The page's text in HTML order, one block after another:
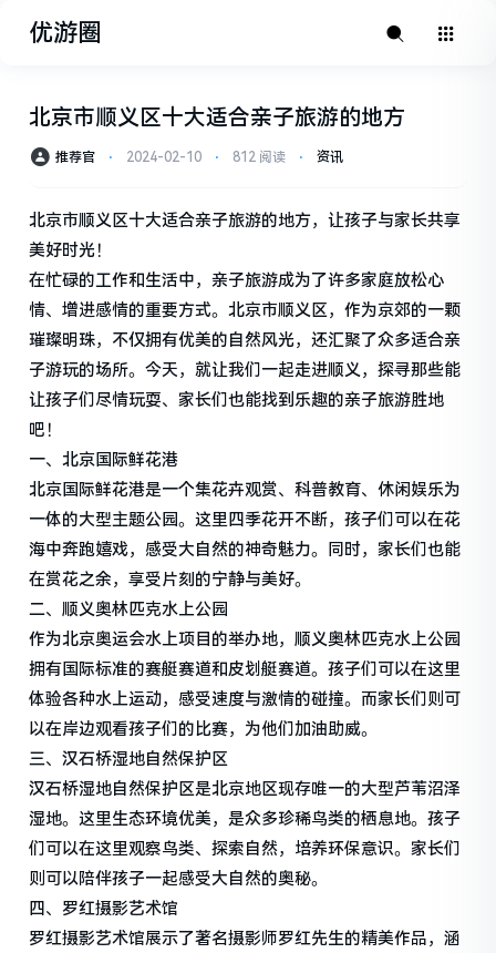
优游圈
北京市顺义区十大适合亲子旅游的地方
推荐官 ⋅ 2024-02-10 ⋅ 812 阅读 ⋅ 资讯
北京市顺义区十大适合亲子旅游的地方，让孩子与家长共享
美好时光！
在忙碌的工作和生活中，亲子旅游成为了许多家庭放松心
情、增进感情的重要方式。北京市顺义区，作为京郊的一颗
璀璨明珠，不仅拥有优美的自然风光，还汇聚了众多适合亲
子游玩的场所。今天，就让我们一起走进顺义，探寻那些能
让孩子们尽情玩耍、家长们也能找到乐趣的亲子旅游胜地
吧！
一、北京国际鲜花港
北京国际鲜花港是一个集花卉观赏、科普教育、休闲娱乐为
一体的大型主题公园。这里四季花开不断，孩子们可以在花
海中奔跑嬉戏，感受大自然的神奇魅力。同时，家长们也能
在赏花之余，享受片刻的宁静与美好。
二、顺义奥林匹克水上公园
作为北京奥运会水上项目的举办地，顺义奥林匹克水上公园
拥有国际标准的赛艇赛道和皮划艇赛道。孩子们可以在这里
体验各种水上运动，感受速度与激情的碰撞。而家长们则可
以在岸边观看孩子们的比赛，为他们加油助威。
三、汉石桥湿地自然保护区
汉石桥湿地自然保护区是北京地区现存唯一的大型芦苇沼泽
湿地。这里生态环境优美，是众多珍稀鸟类的栖息地。孩子
们可以在这里观察鸟类、探索自然，培养环保意识。家长们
则可以陪伴孩子一起感受大自然的奥秘。
四、罗红摄影艺术馆
罗红摄影艺术馆展示了著名摄影师罗红先生的精美作品，涵